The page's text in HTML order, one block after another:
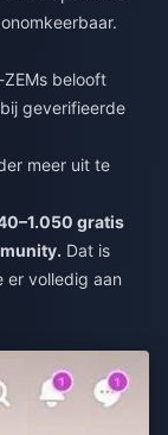
belooft
geverifieerde
meer uit te
gratis
Dat is
er volledig aan